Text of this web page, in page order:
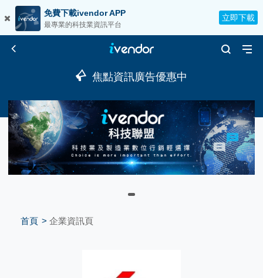
免費下載ivendor APP
最專業的科技業資訊平台
立即下載
焦點資訊廣告優惠中
首頁 企業資訊頁